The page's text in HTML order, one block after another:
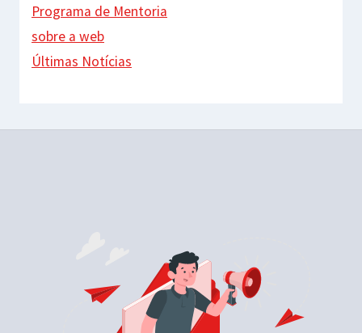
Programa de Mentoria
sobre a web
Últimas Notícias